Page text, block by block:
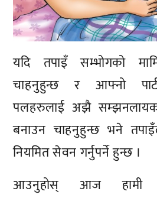
यदि तपाइँ सम्भोगको
चाहनुहुन्छ र आफ्नो
पलहरुलाई अझै
बनाउन चाहनुहुन्छ भने
नियमित सेवन गर्नुपर्ने हुन्छ ।
आउनुहोस् आज हामी